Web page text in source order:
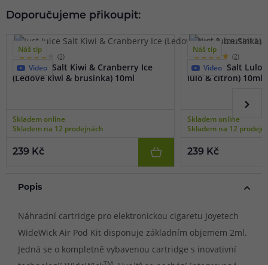
Doporučujeme přikoupit:
Náš tip
Video
(2)
Just Juice Salt Kiwi & Cranberry Ice
(Ledové kiwi & brusinka) 10ml
Skladem online
Skladem na 12 prodejnách
239 Kč
Náš tip
Video
(2)
Just Juice Salt
lulo & citron) 10ml
Skladem online
Skladem na 12
239 Kč
Popis
Náhradní cartridge pro elektronickou cigaretu Joyetech
WideWick Air Pod Kit disponuje základním objemem 2ml.
Jedná se o kompletně vybavenou cartridge s inovativní